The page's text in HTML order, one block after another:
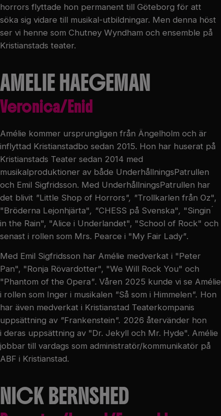
horrors flyttade hon permanent till Göteborg för att
söka sig vidare till musikal-utbildningar. Men denna höst
ser vi henne som Chutney Wyndham och ensemble på
Kristianstads teater.
AMELIE HAEGEMAN
Veronica/Enid
Amélie kommer ursprungligen från Ängelholm och är
inflyttad Kristianstadbo sedan 2015. Hon har huserat på
Kristianstads Teater sedan 2014 med
musikalproduktioner av både UnderhållningsPatrullen
och Emil Sigfridsson. Med UnderhållningsPatrullen har
det blivit "Little Shop of Horrors", "Trollkarlen från Oz",
"Bröderna Lejonhjärta", "CHESS på Svenska", "Singin ́
in the Rain", "Alice i Underlandet", "School of Rock" och
senast i rollen som Mrs. Pearce i "My Fair Lady".
Med Emil Sigfridsson har Amélie medverkat i "Peter
Pan", "Ronja Rövardotter", "We Will Rock You" och
"Phantom of the Opera". Våren 2025 kunde vi se Amélie
i rollen som Inger i musikalen "Så som i Himmelen". Hon
har även medverkat i Kristianstad Teaterkompanis
uppsättning av "Frankenstein". 2026 återvänder hon
i deras uppsättning av "Dr. Jekyll och Mr. Hyde". Amélie
jobbar till vardags som administratör/kommunikatör på
ABF i Kristianstad.
NICK BERNSHED